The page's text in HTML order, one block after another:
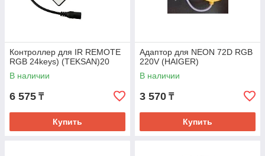
Контроллер для IR REMOTE
RGB 24keys) (TEKSAN)20
В наличии
6 575 ₸
Купить
Адаптор для NEON 72D RGB
220V (HAIGER)
В наличии
3 570 ₸
Купить